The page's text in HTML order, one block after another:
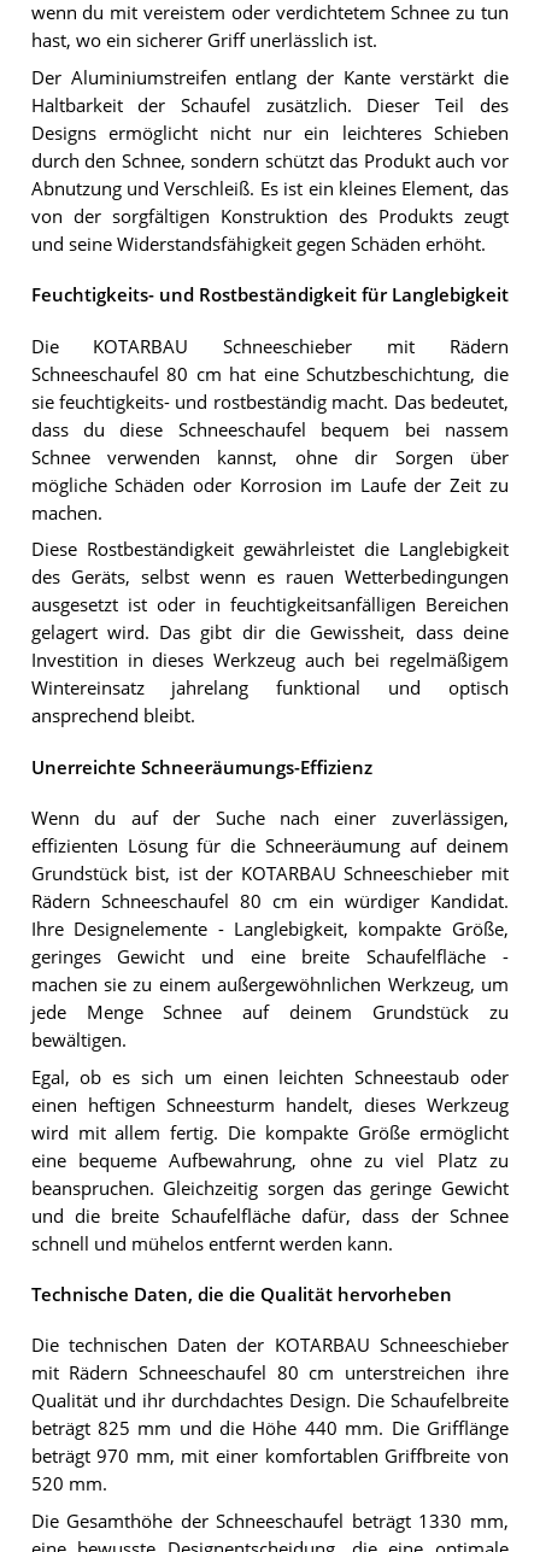
wenn du mit vereistem oder verdichtetem Schnee zu tun
hast, wo ein sicherer Griff unerlässlich ist.
Der Aluminiumstreifen entlang der Kante verstärkt die
Haltbarkeit der Schaufel zusätzlich. Dieser Teil des
Designs ermöglicht nicht nur ein leichteres Schieben
durch den Schnee, sondern schützt das Produkt auch vor
Abnutzung und Verschleiß. Es ist ein kleines Element, das
von der sorgfältigen Konstruktion des Produkts zeugt
und seine Widerstandsfähigkeit gegen Schäden erhöht.
Feuchtigkeits- und Rostbeständigkeit für Langlebigkeit
Die KOTARBAU Schneeschieber mit Rädern
Schneeschaufel 80 cm hat eine Schutzbeschichtung, die
sie feuchtigkeits- und rostbeständig macht. Das bedeutet,
dass du diese Schneeschaufel bequem bei nassem
Schnee verwenden kannst, ohne dir Sorgen über
mögliche Schäden oder Korrosion im Laufe der Zeit zu
machen.
Diese Rostbeständigkeit gewährleistet die Langlebigkeit
des Geräts, selbst wenn es rauen Wetterbedingungen
ausgesetzt ist oder in feuchtigkeitsanfälligen Bereichen
gelagert wird. Das gibt dir die Gewissheit, dass deine
Investition in dieses Werkzeug auch bei regelmäßigem
Wintereinsatz jahrelang funktional und optisch
ansprechend bleibt.
Unerreichte Schneeräumungs-Effizienz
Wenn du auf der Suche nach einer zuverlässigen,
effizienten Lösung für die Schneeräumung auf deinem
Grundstück bist, ist der KOTARBAU Schneeschieber mit
Rädern Schneeschaufel 80 cm ein würdiger Kandidat.
Ihre Designelemente - Langlebigkeit, kompakte Größe,
geringes Gewicht und eine breite Schaufelfläche -
machen sie zu einem außergewöhnlichen Werkzeug, um
jede Menge Schnee auf deinem Grundstück zu
bewältigen.
Egal, ob es sich um einen leichten Schneestaub oder
einen heftigen Schneesturm handelt, dieses Werkzeug
wird mit allem fertig. Die kompakte Größe ermöglicht
eine bequeme Aufbewahrung, ohne zu viel Platz zu
beanspruchen. Gleichzeitig sorgen das geringe Gewicht
und die breite Schaufelfläche dafür, dass der Schnee
schnell und mühelos entfernt werden kann.
Technische Daten, die die Qualität hervorheben
Die technischen Daten der KOTARBAU Schneeschieber
mit Rädern Schneeschaufel 80 cm unterstreichen ihre
Qualität und ihr durchdachtes Design. Die Schaufelbreite
beträgt 825 mm und die Höhe 440 mm. Die Grifflänge
beträgt 970 mm, mit einer komfortablen Griffbreite von
520 mm.
Die Gesamthöhe der Schneeschaufel beträgt 1330 mm,